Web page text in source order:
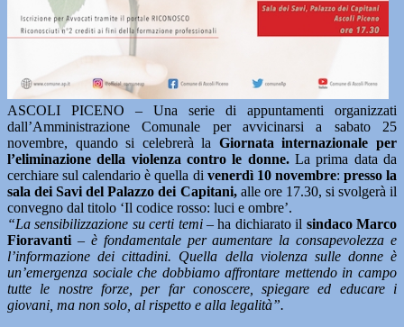
ASCOLI PICENO – Una serie di appuntamenti organizzati
dall’Amministrazione Comunale per avvicinarsi a sabato 25
novembre, quando si celebrerà la Giornata internazionale per
l’eliminazione della violenza contro le donne.La prima data da
cerchiare sul calendario è quella di venerdì 10 novembre: presso la
sala dei Savi del Palazzo dei Capitani,alle ore 17.30, si svolgerà il
convegno dal titolo ‘Il codice rosso: luci e ombre’.
“La sensibilizzazione su certi temi– ha dichiarato il sindaco Marco
Fioravanti – è fondamentale per aumentare la consapevolezza e
l’informazione dei cittadini. Quella della violenza sulle donne è
un’emergenza sociale che dobbiamo affrontare mettendo in campo
tutte le nostre forze, per far conoscere, spiegare ed educare i
giovani, ma non solo, al rispetto e alla legalità”.